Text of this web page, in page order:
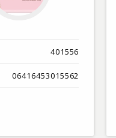
401556
06416453015562